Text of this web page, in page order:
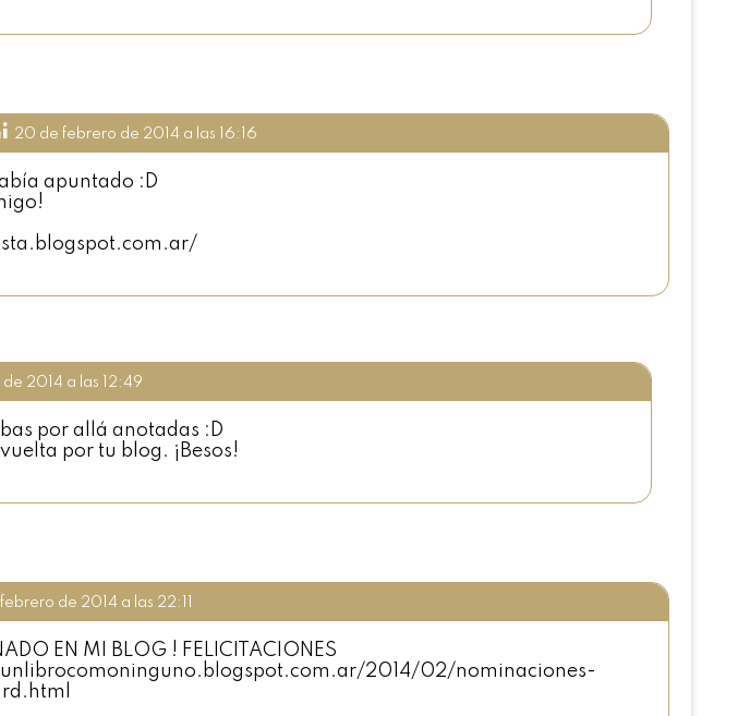
20 de febrero de 2014 a las 16:16
apuntado :D
2014 a las 12:49
por allá anotadas :D
por tu blog. ¡Besos!
de 2014 a las 22:11
EN MI BLOG ! FELICITACIONES
2014/02/nominaciones-